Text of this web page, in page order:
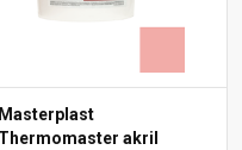
Masterplast
Thermomaster akril